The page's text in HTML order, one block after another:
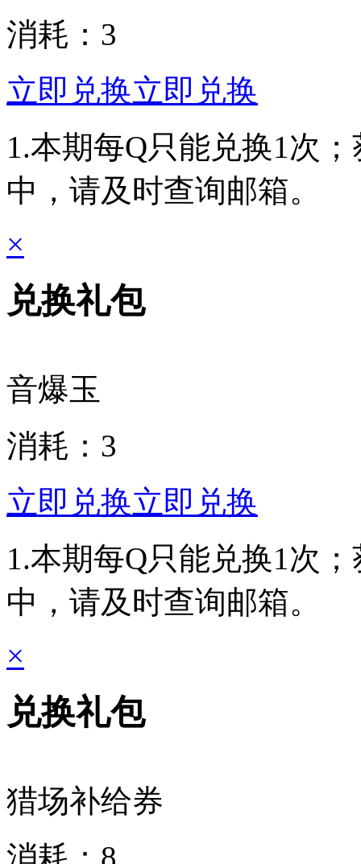
消耗： 3
立即兑换立即兑换
1.本期每Q只能兑换1次
中，请及时查询邮箱。
×
兑换礼包
音爆玉
消耗： 3
立即兑换立即兑换
1.本期每Q只能兑换1次
中，请及时查询邮箱。
×
兑换礼包
猎场补给券
消耗： 8